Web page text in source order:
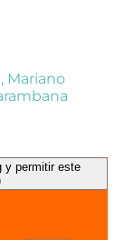
, Mariano
y permitir este